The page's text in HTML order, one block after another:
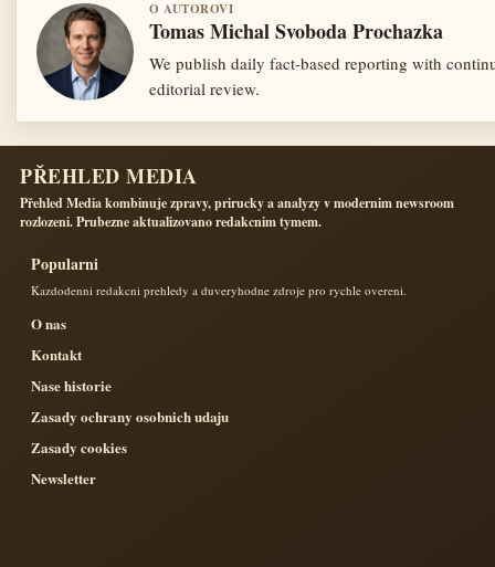
O AUTOROVI
Tomas Michal Svoboda Prochazka
We publish daily fact-based reporting with
editorial review.
PŘEHLED MEDIA
Přehled Media kombinuje zpravy, prirucky a analyzy v modernim newsroom
rozlozeni. Prubezne aktualizovano redakcnim tymem.
Popularni
Kazdodenni redakcni prehledy a duveryhodne zdroje pro rychle overeni.
O nas
Kontakt
Nase historie
Zasady ochrany osobnich udaju
Zasady cookies
Newsletter